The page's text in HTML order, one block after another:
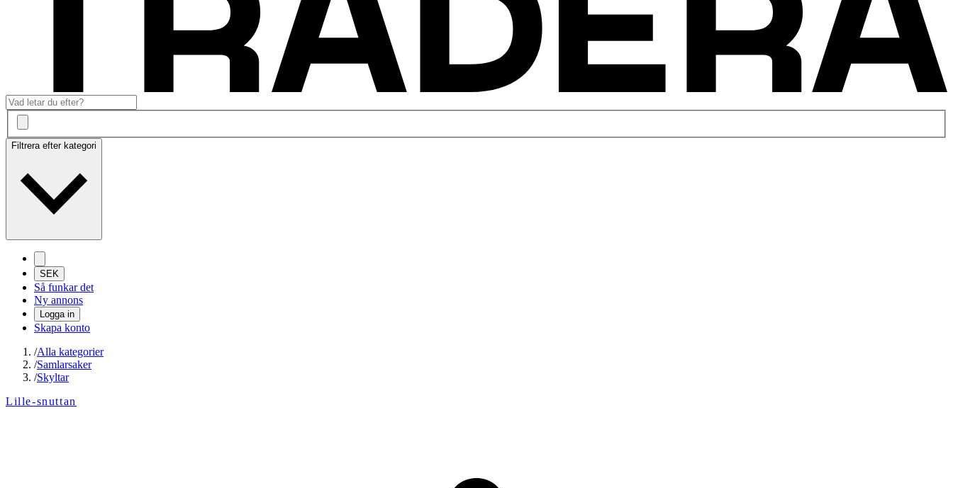
Filtrera efter kategori
SEK
Så funkar det
Ny annons
Logga in
Skapa konto
/Alla kategorier
/Samlarsaker
/Skyltar
Lille-snuttan